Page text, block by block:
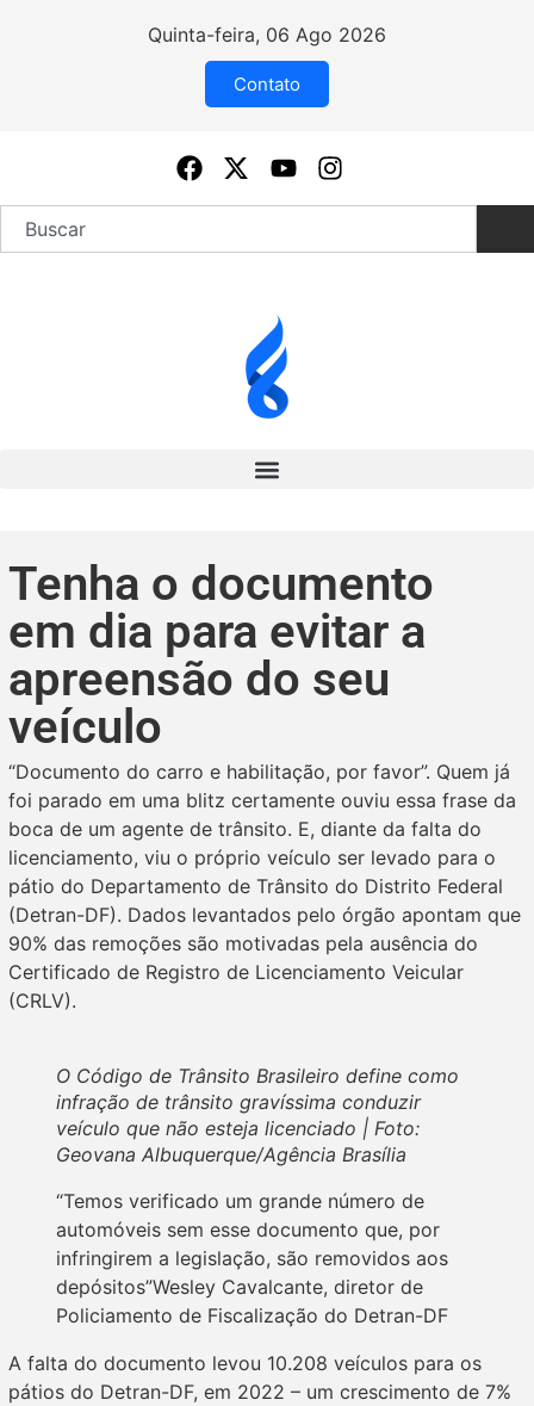
Quinta-feira, 06 Ago 2026
Contato
Tenha o documento
em dia para evitar a
apreensão do seu
veículo
“Documento do carro e habilitação, por favor”. Quem já
foi parado em uma blitz certamente ouviu essa frase da
boca de um agente de trânsito. E, diante da falta do
licenciamento, viu o próprio veículo ser levado para o
pátio do Departamento de Trânsito do Distrito Federal
(Detran-DF). Dados levantados pelo órgão apontam que
90% das remoções são motivadas pela ausência do
Certificado de Registro de Licenciamento Veicular
(CRLV).
O Código de Trânsito Brasileiro define como
infração de trânsito gravíssima conduzir
veículo que não esteja licenciado | Foto:
Geovana Albuquerque/Agência Brasília
“Temos verificado um grande número de
automóveis sem esse documento que, por
infringirem a legislação, são removidos aos
depósitos”Wesley Cavalcante, diretor de
Policiamento de Fiscalização do Detran-DF
A falta do documento levou 10.208 veículos para os
pátios do Detran-DF, em 2022 – um crescimento de 7%